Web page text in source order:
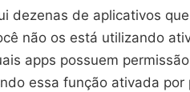
dezenas de aplicativos
não os está utilizando
apps possuem
essa função ativada